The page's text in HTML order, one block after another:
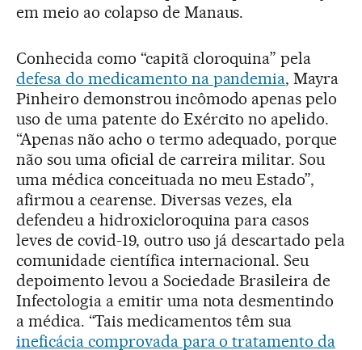
em meio ao colapso de Manaus.
Conhecida como “capitã cloroquina” pela
defesa do medicamento na pandemia, Mayra
Pinheiro demonstrou incômodo apenas pelo
uso de uma patente do Exército no apelido.
“Apenas não acho o termo adequado, porque
não sou uma oficial de carreira militar. Sou
uma médica conceituada no meu Estado”,
afirmou a cearense. Diversas vezes, ela
defendeu a hidroxicloroquina para casos
leves de covid-19, outro uso já descartado pela
comunidade científica internacional. Seu
depoimento levou a Sociedade Brasileira de
Infectologia a emitir uma nota desmentindo
a médica. “Tais medicamentos têm sua
ineficácia comprovada para o tratamento da